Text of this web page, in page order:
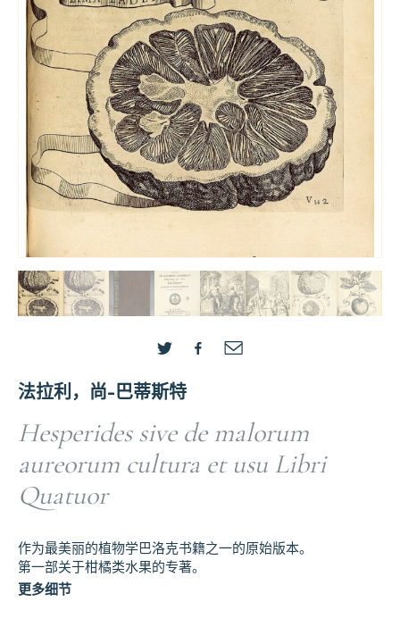
法拉利，尚-巴蒂斯特
Hesperides sive de malorum
aureorum cultura et usu Libri
Quatuor
作为最美丽的植物学巴洛克书籍之一的原始版本。
第一部关于柑橘类水果的专著。
更多细节